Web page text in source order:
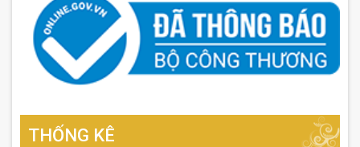
THỐNG KÊ